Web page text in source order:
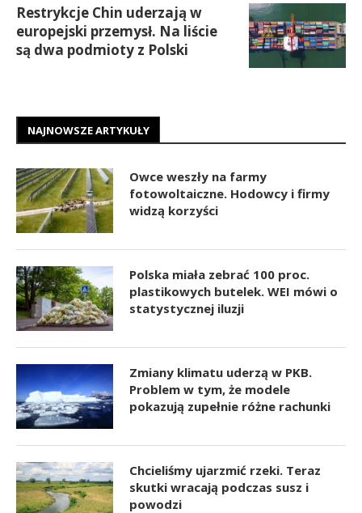
Restrykcje Chin uderzają w
europejski przemysł. Na liście
są dwa podmioty z Polski
NAJNOWSZE ARTYKUŁY
Owce weszły na farmy
fotowoltaiczne. Hodowcy i firmy
widzą korzyści
Polska miała zebrać 100 proc.
plastikowych butelek. WEI mówi o
statystycznej iluzji
Zmiany klimatu uderzą w PKB.
Problem w tym, że modele
pokazują zupełnie różne rachunki
Chcieliśmy ujarzmić rzeki. Teraz
skutki wracają podczas susz i
powodzi